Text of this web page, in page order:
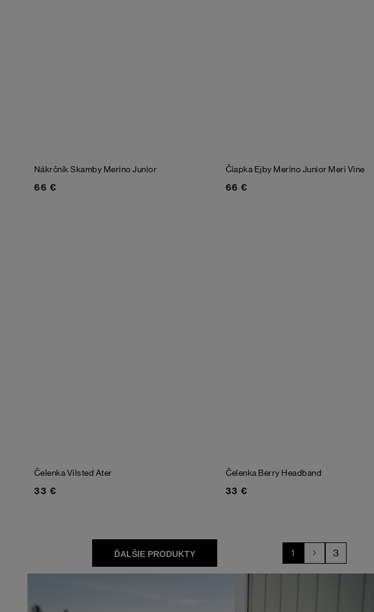
Nákrčník Skamby Merino Junior
66 €
Čiapka Ejby Merino Junior Meri Vine
66 €
Čelenka Vilsted Ater
33 €
Čelenka Berry Headband
33 €
1 3